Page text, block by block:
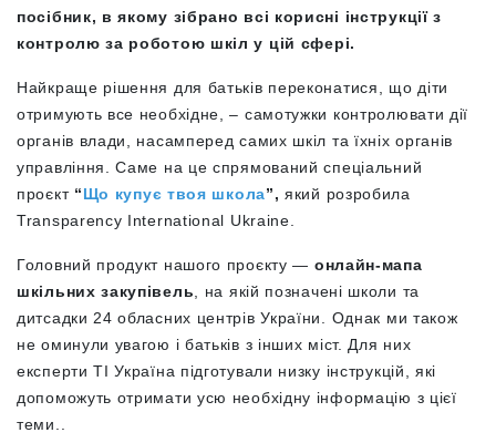
посібник, в якому зібрано всі корисні інструкції з
контролю за роботою шкіл у цій сфері.
Найкраще рішення для батьків переконатися, що діти
отримують все необхідне, – самотужки контролювати дії
органів влади, насамперед самих шкіл та їхніх органів
управління. Саме на це спрямований спеціальний
проєкт “Що купує твоя школа”,який розробила
Transparency International Ukraine.
Головний продукт нашого проєкту — онлайн-мапа
шкільних закупівель , на якій позначені школи та
дитсадки 24 обласних центрів України. Однак ми також
не оминули увагою і батьків з інших міст. Для них
експерти ТІ Україна підготували низку інструкцій, які
допоможуть отримати усю необхідну інформацію з цієї
теми..